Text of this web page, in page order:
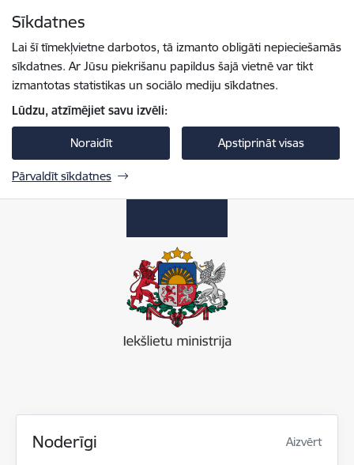
Sīkdatnes
Lai šī tīmekļvietne darbotos, tā izmanto obligāti nepieciešamās
sīkdatnes. Ar Jūsu piekrišanu papildus šajā vietnē var tikt
izmantotas statistikas un sociālo mediju sīkdatnes.
Lūdzu, atzīmējiet savu izvēli:
Noraidīt Apstiprināt visas
Pārvaldīt sīkdatnes
Noderīgi Aizvērt